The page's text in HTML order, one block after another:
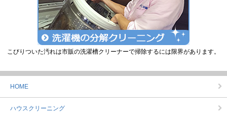
こびりついた汚れは市販の洗濯槽クリーナーで掃除するには限界があります。
HOME
ハウスクリーニング